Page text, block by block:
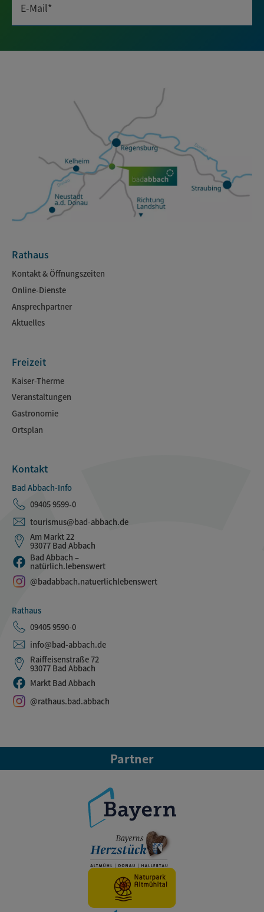
E-Mail*
Rathaus
Kontakt & Öffnungszeiten
Online-Dienste
Ansprechpartner
Aktuelles
Freizeit
Kaiser-Therme
Veranstaltungen
Gastronomie
Ortsplan
Kontakt
Bad Abbach-Info
09405 9599-0
tourismus@bad-abbach.de
Am Markt 22
93077 Bad Abbach
Bad Abbach –
natürlich.lebenswert
@badabbach.natuerlichlebenswert
Rathaus
09405 9590-0
info@bad-abbach.de
Raiffeisenstraße 72
93077 Bad Abbach
Markt Bad Abbach
@rathaus.bad.abbach
Partner